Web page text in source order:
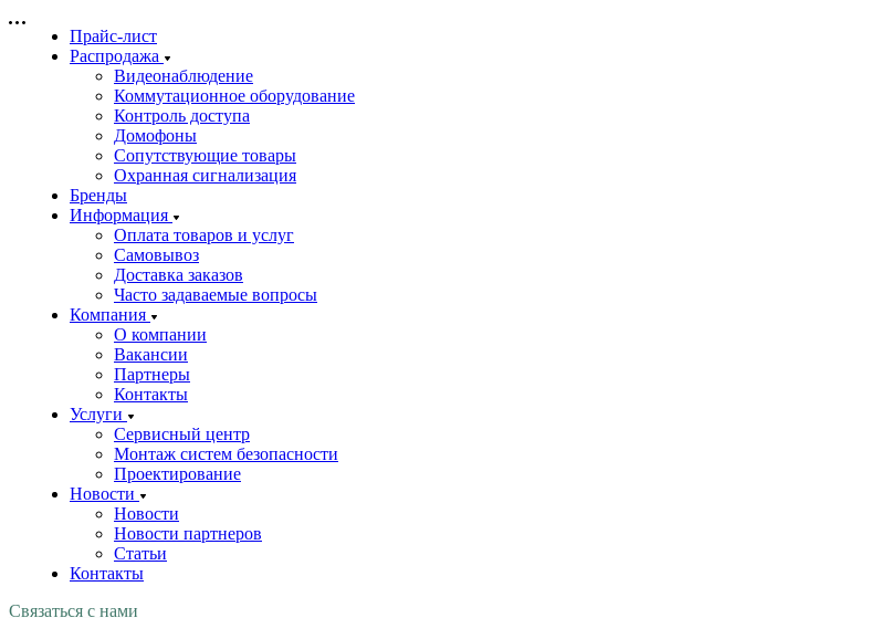
Прайс-лист
Распродажа
Видеонаблюдение
Коммутационное оборудование
Контроль доступа
Домофоны
Сопутствующие товары
Охранная сигнализация
Бренды
Информация
Оплата товаров и услуг
Самовывоз
Доставка заказов
Часто задаваемые вопросы
Компания
О компании
Вакансии
Партнеры
Контакты
Услуги
Сервисный центр
Монтаж систем безопасности
Проектирование
Новости
Новости
Новости партнеров
Статьи
Контакты
Связаться с нами